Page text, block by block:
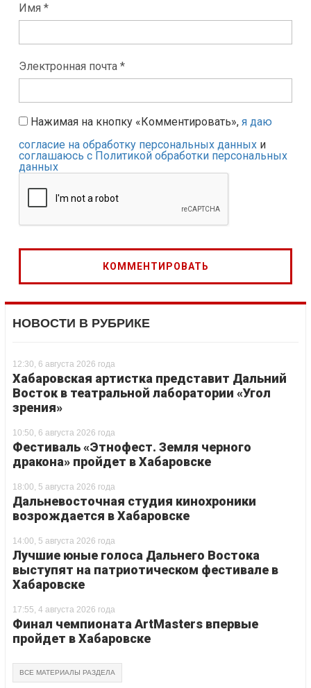
Имя *
Электронная почта *
Нажимая на кнопку «Комментировать», я даю
согласие на обработку персональных данных и
соглашаюсь с Политикой обработки персональных
данных
НОВОСТИ В РУБРИКЕ
12:30, 6 августа 2026 года
Хабаровская артистка представит Дальний
Восток в театральной лаборатории «Угол
зрения»
10:50, 6 августа 2026 года
Фестиваль «Этнофест. Земля черного
дракона» пройдет в Хабаровске
18:00, 5 августа 2026 года
Дальневосточная студия кинохроники
возрождается в Хабаровске
14:00, 5 августа 2026 года
Лучшие юные голоса Дальнего Востока
выступят на патриотическом фестивале в
Хабаровске
17:55, 4 августа 2026 года
Финал чемпионата ArtMasters впервые
пройдет в Хабаровске
ВСЕ МАТЕРИАЛЫ РАЗДЕЛА